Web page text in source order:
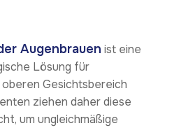
Augenbrauen ist eine
Lösung für
Gesichtsbereich
ziehen daher diese
um ungleichmäßige